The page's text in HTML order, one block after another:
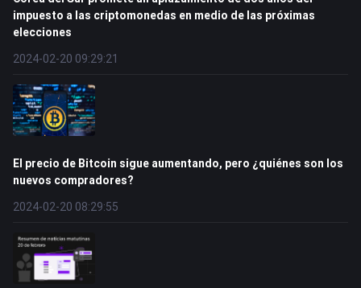
impuesto a las criptomonedas en medio de las próximas
elecciones
2024-02-20 09:29:21
El precio de Bitcoin sigue aumentando, pero ¿quiénes son los
nuevos compradores?
2024-02-20 08:29:55